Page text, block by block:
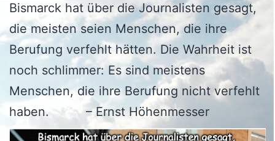
Bismarck hat über die Journalisten gesagt,
die meisten seien Menschen, die ihre
Berufung verfehlt hätten. Die Wahrheit ist
noch schlimmer: Es sind meistens
Menschen, die ihre Berufung nicht verfehlt
haben. – Ernst Höhenmesser